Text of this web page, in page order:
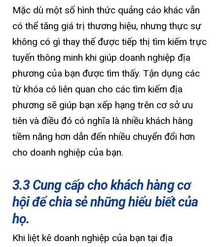
Mặc dù một số hình thức quảng cáo khác vẫn
có thể tăng giá trị thương hiệu, nhưng thực sự
không có gì thay thế được tiếp thị tìm kiếm trực
tuyến thông minh khi giúp doanh nghiệp địa
phương của bạn được tìm thấy. Tận dụng các
từ khóa có liên quan cho các tìm kiếm địa
phương sẽ giúp bạn xếp hạng trên cơ sở ưu
tiên và điều đó có nghĩa là nhiều khách hàng
tiềm năng hơn dẫn đến nhiều chuyển đổi hơn
cho doanh nghiệp của bạn.
3.3 Cung cấp cho khách hàng cơ
hội để chia sẻ những hiểu biết của
họ.
Khi liệt kê doanh nghiệp của bạn tại địa